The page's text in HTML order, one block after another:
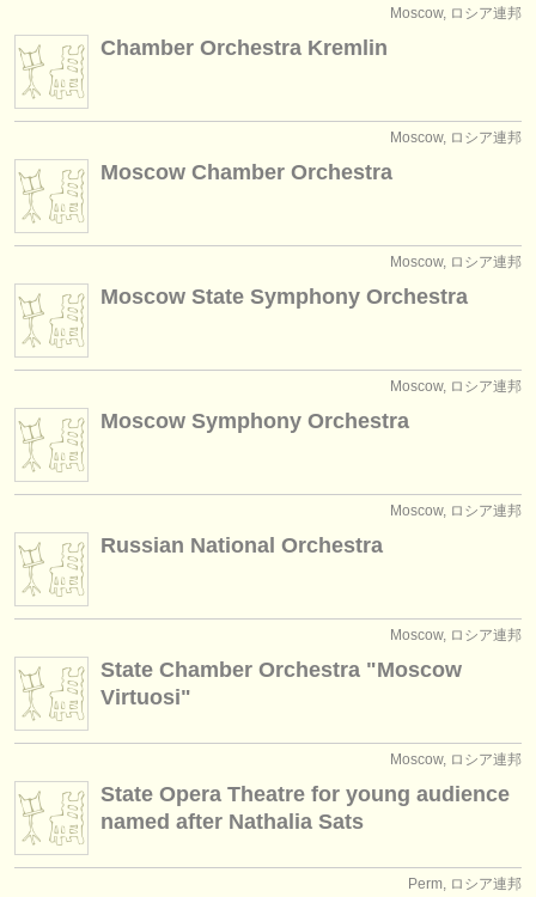
Moscow, ロシア連邦
Chamber Orchestra Kremlin
Moscow, ロシア連邦
Moscow Chamber Orchestra
Moscow, ロシア連邦
Moscow State Symphony Orchestra
Moscow, ロシア連邦
Moscow Symphony Orchestra
Moscow, ロシア連邦
Russian National Orchestra
Moscow, ロシア連邦
State Chamber Orchestra "Moscow
Virtuosi"
Moscow, ロシア連邦
State Opera Theatre for young audience
named after Nathalia Sats
Perm, ロシア連邦